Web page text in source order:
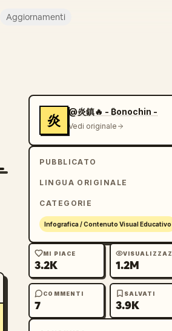
Aggiornamenti
炎
@炎鎮🔥 - ₿onochin -
Vedi originale
PUBBLICATO
LINGUA ORIGINALE
CATEGORIE
Infografica / Contenuto Visual Educativo
MI PIACE
3.2K 1.2M
COMMENTI
7
SALVATI
3.9K